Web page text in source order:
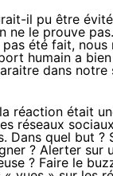
il pu être
ne le prouve
pas été fait, nous
humain a
dans notre
réaction était
réseaux
Dans quel but ?
? Alerter sur
? Faire le